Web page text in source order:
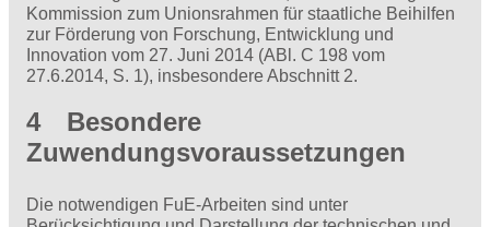
Kommission zum Unionsrahmen für staatliche Beihilfen
zur Förderung von Forschung, Entwicklung und
Innovation vom 27. Juni 2014 (ABl. C 198 vom
27.6.2014, S. 1), insbesondere Abschnitt 2.
4 Besondere
Zuwendungsvoraussetzungen
Die notwendigen FuE-Arbeiten sind unter